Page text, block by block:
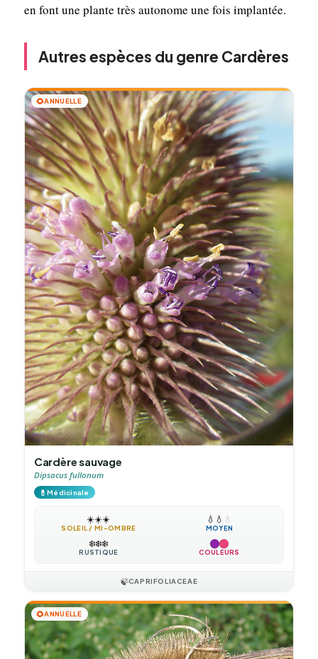
en font une plante très autonome une fois implantée.
Autres espèces du genre Cardères
🌻ANNUELLE
Cardère sauvage
Dipsacus fullonum
💊Médicinale
☀️☀️☀️
SOLEIL / MI-OMBRE
💧 💧 💧
MOYEN
❄️❄️❄️
RUSTIQUE COULEURS
🍃CAPRIFOLIACEAE
🌻ANNUELLE